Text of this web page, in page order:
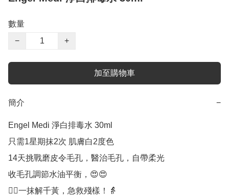
數量
−
+
加至購物車
簡介 −
Engel Medi 淨白排毒水 30ml
只需1星期抹2次 肌膚白2度色
14天挑戰磨皮令毛孔，醫治毛孔，自帶柔光
收毛孔調節水油平衡，😍😍
👍🏻一抹解千黃，急救殘樣！👵